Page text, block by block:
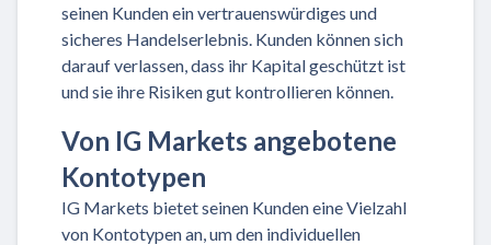
seinen Kunden ein vertrauenswürdiges und
sicheres Handelserlebnis. Kunden können sich
darauf verlassen, dass ihr Kapital geschützt ist
und sie ihre Risiken gut kontrollieren können.
Von IG Markets angebotene
Kontotypen
IG Markets bietet seinen Kunden eine Vielzahl
von Kontotypen an, um den individuellen